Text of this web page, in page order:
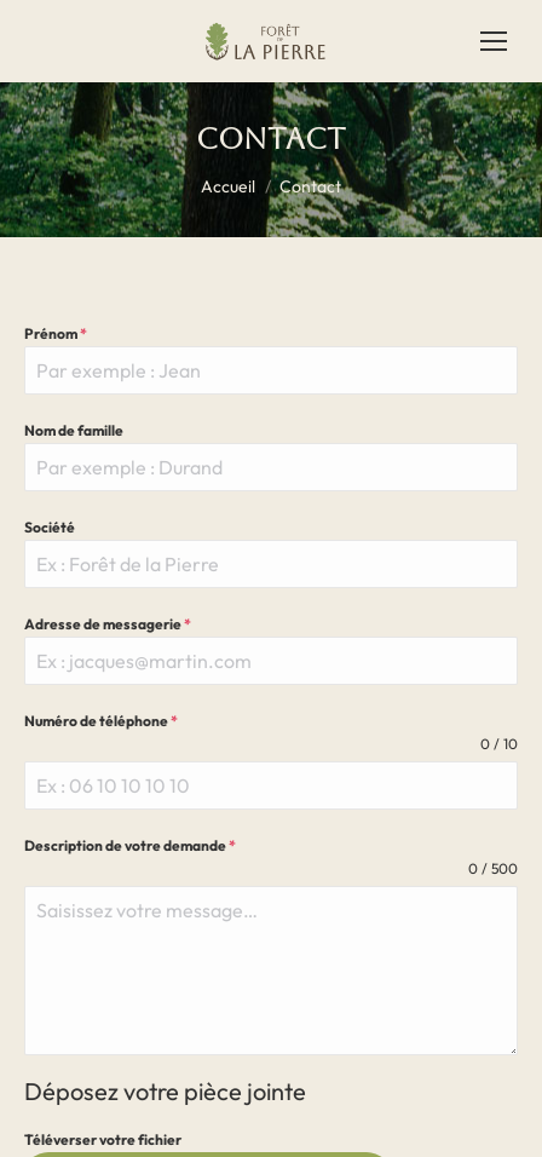
Contact
Vous êtes ici :
Accueil Contact
Prénom*
Nom de famille
Société
Adresse de messagerie*
Numéro de téléphone*
0 / 10
Description de votre demande*
0 / 500
Déposez votre pièce jointe
Téléverser votre fichier